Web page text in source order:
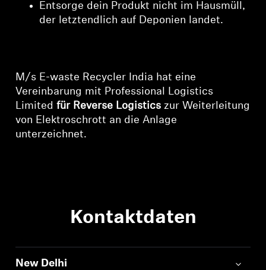
Entsorge dein Produkt nicht im Hausmüll,
der letztendlich auf Deponien landet.
M/s E-waste Recycler India hat eine
Vereinbarung mit Professional Logistics
Limited für Reverse Logistics zur Weiterleitung
von Elektroschrott an die Anlage
unterzeichnet.
Kontaktdaten
New Delhi